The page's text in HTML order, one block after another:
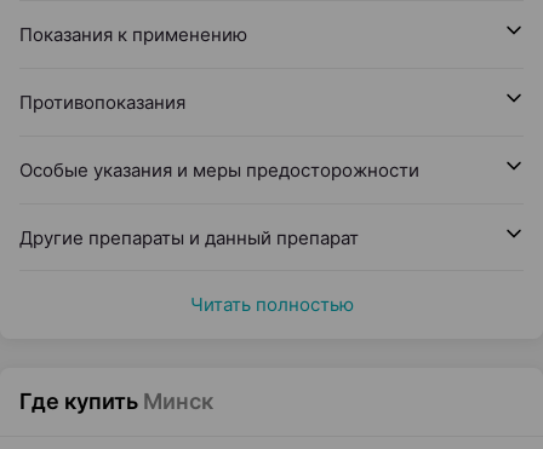
Показания к применению
Противопоказания
Особые указания и меры предосторожности
Другие препараты и данный препарат
Читать полностью
Где купить Минск